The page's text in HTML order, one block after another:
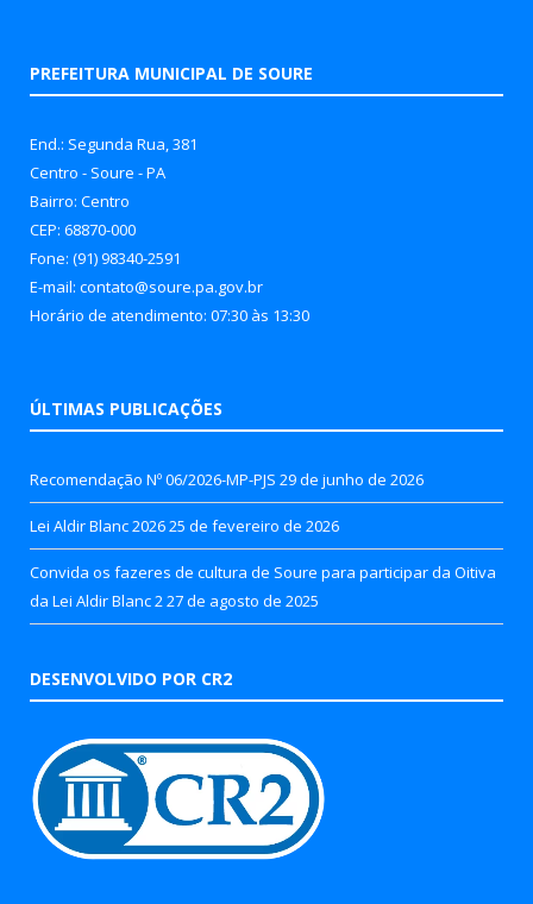
PREFEITURA MUNICIPAL DE SOURE
End.: Segunda Rua, 381
Centro - Soure - PA
Bairro: Centro
CEP: 68870-000
Fone: (91) 98340-2591
E-mail: contato@soure.pa.gov.br
Horário de atendimento: 07:30 às 13:30
ÚLTIMAS PUBLICAÇÕES
Recomendação Nº 06/2026-MP-PJS 29 de junho de 2026
Lei Aldir Blanc 202625 de fevereiro de 2026
Convida os fazeres de cultura de Soure para participar da Oitiva
da Lei Aldir Blanc 227 de agosto de 2025
DESENVOLVIDO POR CR2